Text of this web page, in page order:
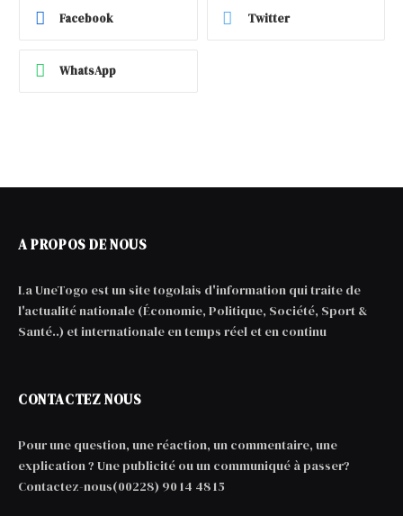
Facebook Twitter
WhatsApp
A PROPOS DE NOUS
La UneTogo est un site togolais d'information qui traite de
l'actualité nationale (Économie, Politique, Société, Sport &
Santé..) et internationale en temps réel et en continu
CONTACTEZ NOUS
Pour une question, une réaction, un commentaire, une
explication ? Une publicité ou un communiqué à passer?
Contactez-nous(00228) 90 14 48 15